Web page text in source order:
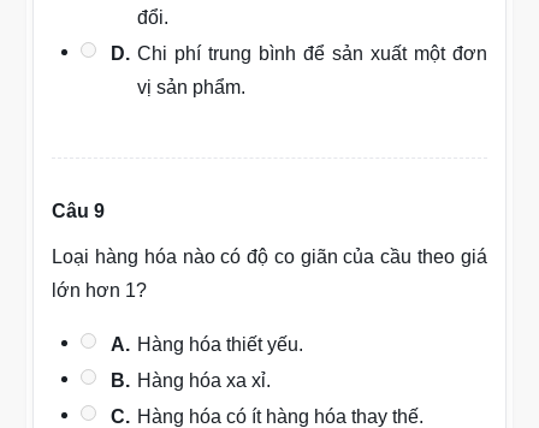
đổi.
D. Chi phí trung bình để sản xuất một đơn
vị sản phẩm.
Câu 9
Loại hàng hóa nào có độ co giãn của cầu theo giá
lớn hơn 1?
A. Hàng hóa thiết yếu.
B. Hàng hóa xa xỉ.
C. Hàng hóa có ít hàng hóa thay thế.